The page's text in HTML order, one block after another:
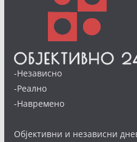
-Независно
-Реално
-Навремено
Објективни и независни